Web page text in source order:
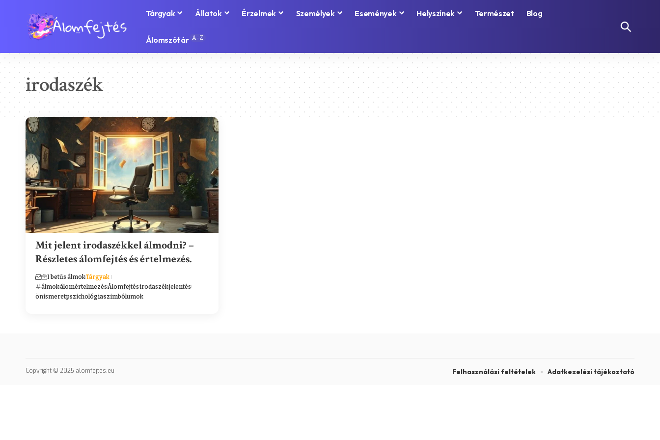
Tárgyak Állatok Érzelmek Személyek Események Helyszínek Természet Blog
Álomszótár A-Z
irodaszék
Mit jelent irodaszékkel álmodni? –
Részletes álomfejtés és értelmezés.
I betűs álmokTárgyak
álmokálomértelmezésÁlomfejtésirodaszékjelentés
önismeretpszichológiaszimbólumok
Copyright © 2025 alomfejtes.eu Felhasználási feltételek Adatkezelési tájékoztató